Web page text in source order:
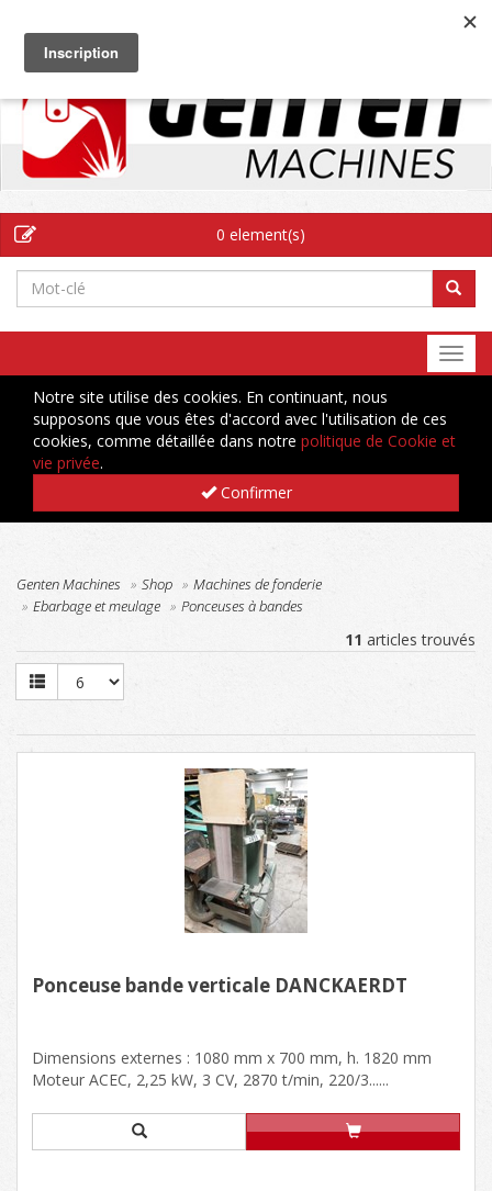
0 element(s)
Notre site utilise des cookies. En continuant, nous
supposons que vous êtes d'accord avec l'utilisation de ces
cookies, comme détaillée dans notre politique de Cookie et
vie privée.
Confirmer
Genten Machines Shop
Machines de fonderie
Ebarbage et meulage
Ponceuses à bandes
11 articles trouvés
Ponceuse bande verticale DANCKAERDT
Dimensions externes : 1080 mm x 700 mm, h. 1820 mm
Moteur ACEC, 2,25 kW, 3 CV, 2870 t/min, 220/3......